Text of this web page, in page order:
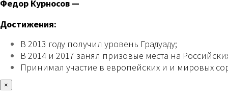
Федор Курносов —
Достижения:
В 2013 году получил уровень Градуаду;
В 2014 и 2017 занял призовые места на
Принимал участие в европейских и и мировых
×